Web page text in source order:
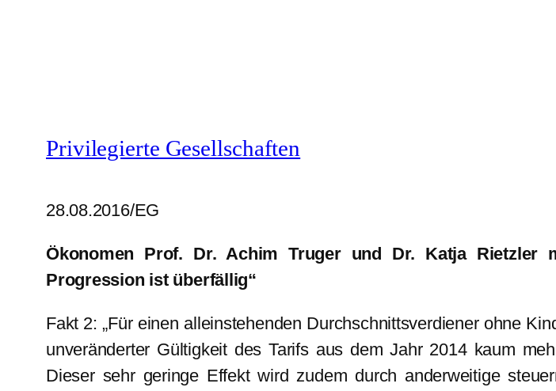
Privilegierte Gesellschaften
28.08.2016/EG
Ökonomen Prof. Dr. Achim Truger und Dr. Katja
Progression ist überfällig“
Fakt 2: „Für einen alleinstehenden Durchschnittsverdiener ohne
unveränderter Gültigkeit des Tarifs aus dem Jahr 2014 kaum
Dieser sehr geringe Effekt wird zudem durch anderweitige